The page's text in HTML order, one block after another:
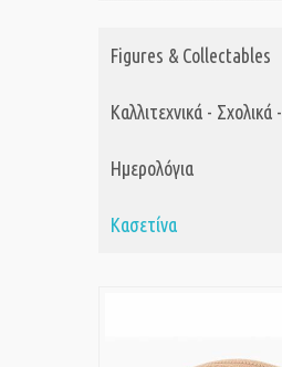
Figures & Collectables
Καλλιτεχνικά - Σχολικά -
Ημερολόγια
Κασετίνα